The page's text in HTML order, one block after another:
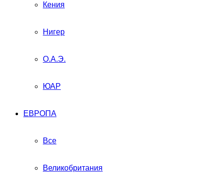
Кения
Нигер
О.А.Э.
ЮАР
ЕВРОПА
Все
Великобритания